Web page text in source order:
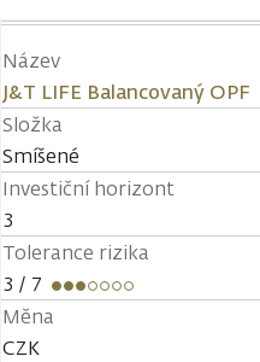
Název
J&T LIFE Balancovaný OPF
Složka
Smíšené
Investiční horizont
3
Tolerance rizika
3 / 7
Měna
CZK